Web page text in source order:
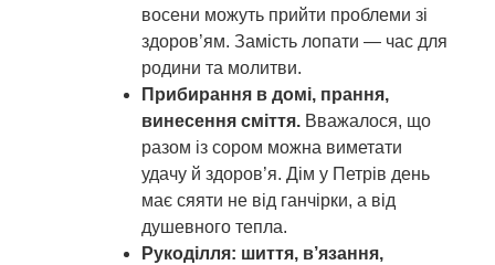
восени можуть прийти проблеми зі
здоров’ям. Замість лопати — час для
родини та молитви.
Прибирання в домі, прання,
винесення сміття. Вважалося, що
разом із сором можна виметати
удачу й здоров’я. Дім у Петрів день
має сяяти не від ганчірки, а від
душевного тепла.
Рукоділля: шиття, в’язання,